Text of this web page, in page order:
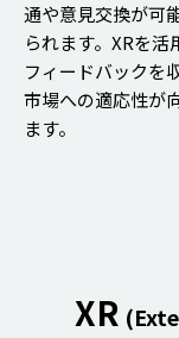
通や意見交換が可
られます。XRを
フィードバックを
市場への適応性が
ます。
XR